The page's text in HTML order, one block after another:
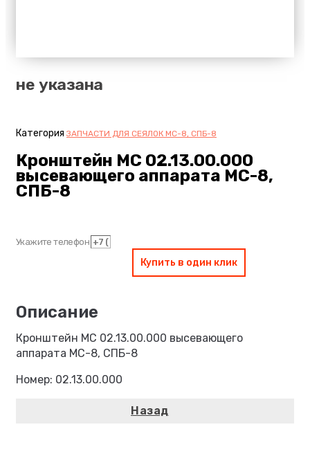
не указана
Категория ЗАПЧАСТИ ДЛЯ СЕЯЛОК МС-8, СПБ-8
Кронштейн МС 02.13.00.000
высевающего аппарата МС-8,
СПБ-8
Укажите телефон
Купить в один клик
Кронштейн МС 02.13.00.000 высевающего
аппарата МС-8, СПБ-8
Номер: 02.13.00.000